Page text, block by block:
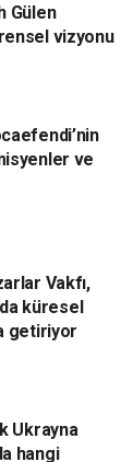
Gülen
vizyonu
ve
Vakfı,
küresel
getiriyor
Ukrayna
hangi